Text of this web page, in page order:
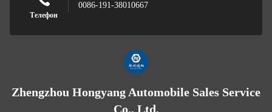
Телефон
0086-191-38010667
Zhengzhou Hongyang Automobile Sales Service
Co., Ltd.